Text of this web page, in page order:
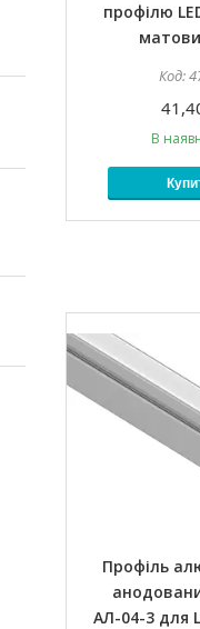
профілю
В
Профіль
АЛ-04-3 для